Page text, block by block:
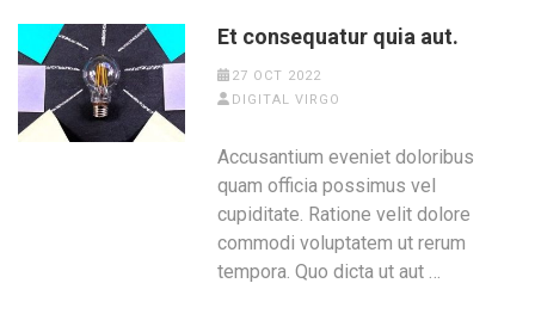
Et consequatur quia aut.
27 OCT 2022
DIGITAL VIRGO
Accusantium eveniet doloribus
quam officia possimus vel
cupiditate. Ratione velit dolore
commodi voluptatem ut rerum
tempora. Quo dicta ut aut …